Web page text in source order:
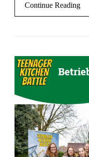
Continue Reading